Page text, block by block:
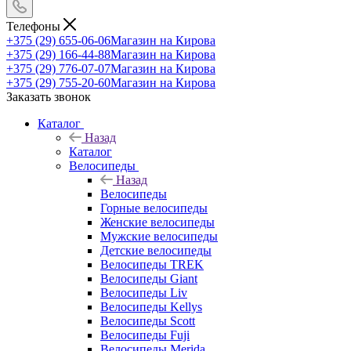
Телефоны
+375 (29) 655-06-06Магазин на Кирова
+375 (29) 166-44-88Магазин на Кирова
+375 (29) 776-07-07Магазин на Кирова
+375 (29) 755-20-60Магазин на Кирова
Заказать звонок
Каталог
Назад
Каталог
Велосипеды
Назад
Велосипеды
Горные велосипеды
Женские велосипеды
Мужские велосипеды
Детские велосипеды
Велосипеды TREK
Велосипеды Giant
Велосипеды Liv
Велосипеды Kellys
Велосипеды Scott
Велосипеды Fuji